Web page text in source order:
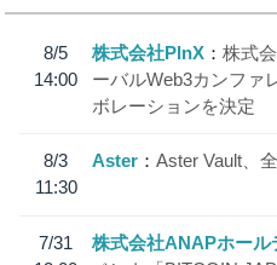
8/5
14:00
株式会社PlnX
株式
ーバルWeb3カンファ
ボレーションを決定
8/3
11:30
Aster Aster Vault、
7/31
株式会社ANAPホール